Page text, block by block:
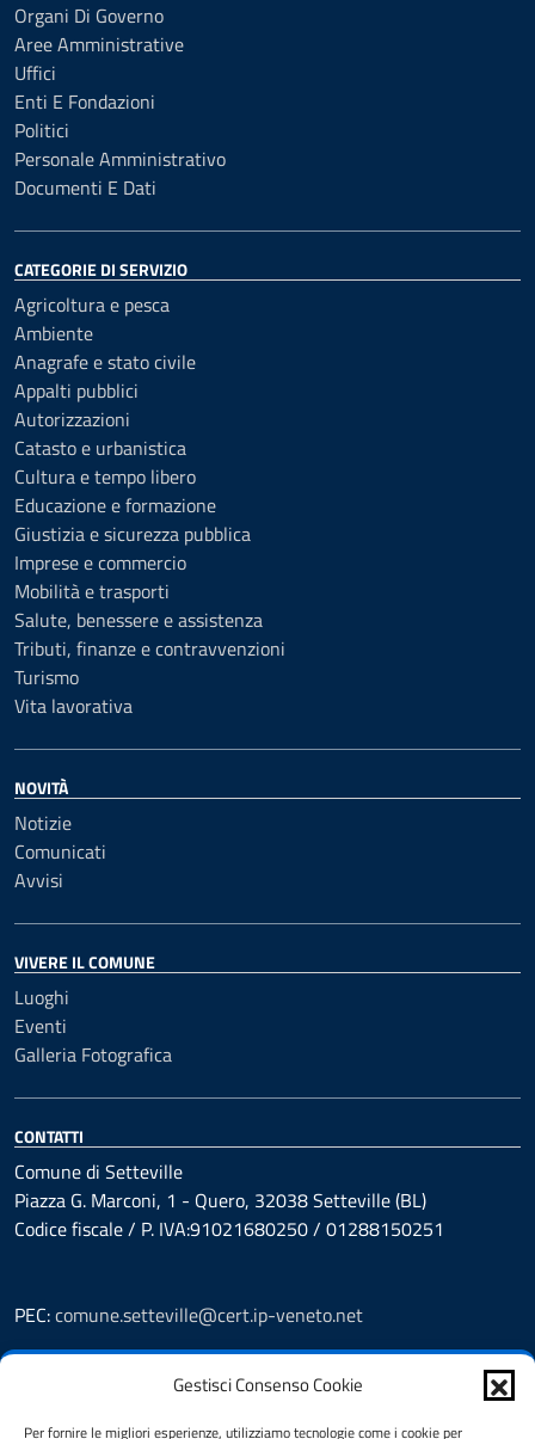
Gestisci Consenso Cookie
Per fornire le migliori esperienze, utilizziamo tecnologie come i cookie per
Organi Di Governo
Aree Amministrative
Uffici
Enti E Fondazioni
Politici
Personale Amministrativo
Documenti E Dati
CATEGORIE DI SERVIZIO
Agricoltura e pesca
Ambiente
Anagrafe e stato civile
Appalti pubblici
Autorizzazioni
Catasto e urbanistica
Cultura e tempo libero
Educazione e formazione
Giustizia e sicurezza pubblica
Imprese e commercio
Mobilità e trasporti
Salute, benessere e assistenza
Tributi, finanze e contravvenzioni
Turismo
Vita lavorativa
NOVITÀ
Notizie
Comunicati
Avvisi
VIVERE IL COMUNE
Luoghi
Eventi
Galleria Fotografica
CONTATTI
Comune di Setteville
Piazza G. Marconi, 1 - Quero, 32038 Setteville (BL)
Codice fiscale / P. IVA:91021680250 / 01288150251
PEC:comune.setteville@cert.ip-veneto.net
Leggi le FAQ
Segnalazione disservizio